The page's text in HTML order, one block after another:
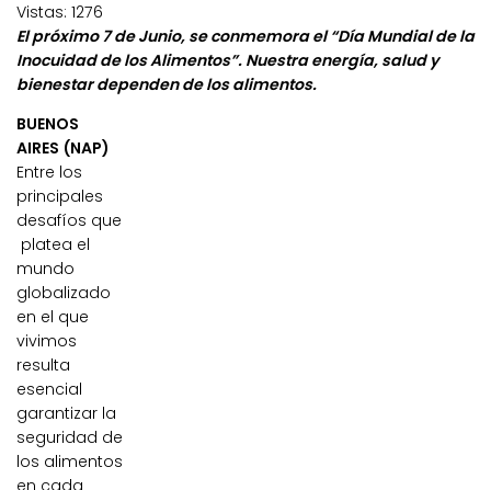
Vistas: 1276
El próximo 7 de Junio, se conmemora el “Día Mundial de la
Inocuidad de los Alimentos”. Nuestra energía, salud y
bienestar dependen de los alimentos.
BUENOS
AIRES (NAP)
Entre los
principales
desafíos que
platea el
mundo
globalizado
en el que
vivimos
resulta
esencial
garantizar la
seguridad de
los alimentos